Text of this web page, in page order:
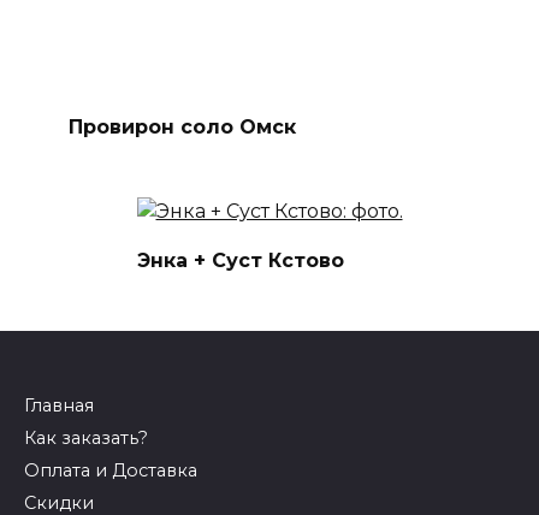
Провирон соло Омск
Энка + Суст Кстово
Главная
Как заказать?
Оплата и Доставка
Скидки